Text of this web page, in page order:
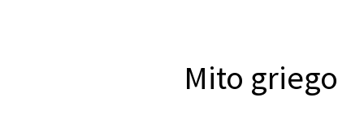
Mito griego